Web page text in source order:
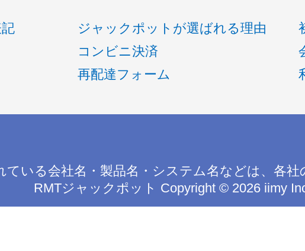
ジャックポットが選ばれる理由
コンビニ決済
再配達フォーム
ている会社名・製品名・システム名などは、各
RMTジャックポット Copyright © 2026 iimy